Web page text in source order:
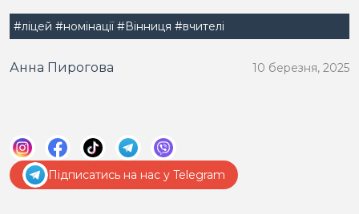
#ліцей #номінації #Вінниця #вчителі
Анна Пирогова 10 березня, 2025
Підписатись на нас у Telegram